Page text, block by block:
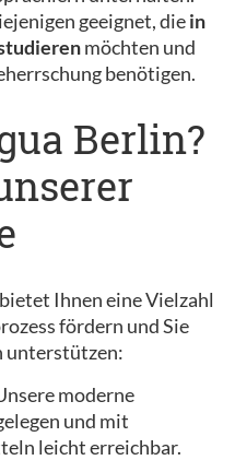
geeignet, diein
möchten und
benötigen.
Berlin?
Ihnen eine Vielzahl
fördern und Sie
unterstützen:
moderne
und mit
leicht erreichbar.